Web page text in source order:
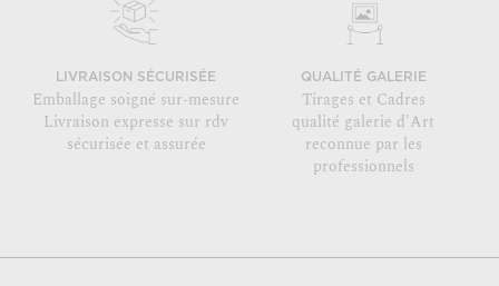
LIVRAISON SÉCURISÉE
Emballage soigné sur-mesure
Livraison expresse sur rdv
sécurisée et assurée
QUALITÉ GALERIE
Tirages et Cadres
qualité galerie d'Art
reconnue par les
professionnels